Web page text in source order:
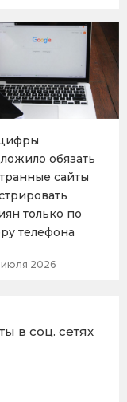
обязать
сайты
только по
телефона
2026
в соц. сетях